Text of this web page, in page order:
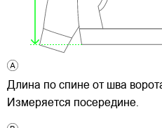
Длина по спине от шва
Измеряется посередине.